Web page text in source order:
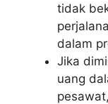
tidak
dalam
Jika
uang